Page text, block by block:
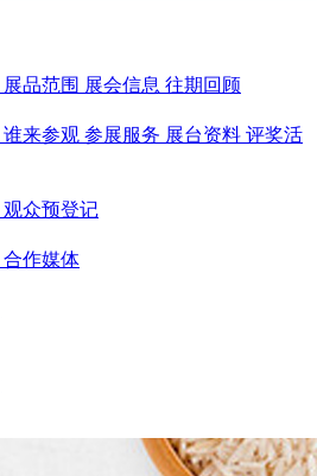
展品范围 展会信息 往期回顾
谁来参观 参展服务 展台资料 评奖活
观众预登记
合作媒体